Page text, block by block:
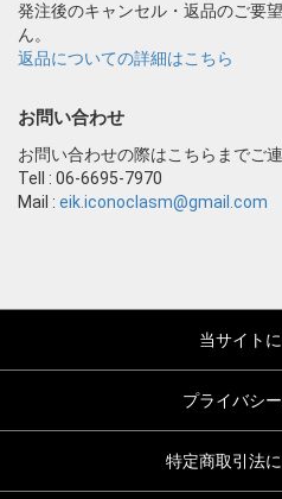
発注後のキャンセル・返品のご要
ん。
返品についての詳細はこちら
お問い合わせ
お問い合わせの際はこちらまでご
Tell : 06-6695-7970
Mail : eik.iconoclasm@gmail.com
当サイト
プライバシ
特定商取引法